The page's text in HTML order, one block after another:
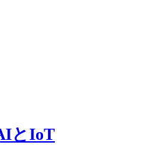
とIoT